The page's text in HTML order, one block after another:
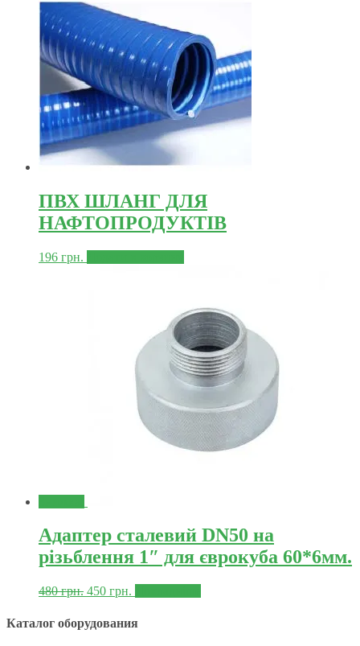
ПВХ ШЛАНГ ДЛЯ
НАФТОПРОДУКТІВ
196 грн.
Адаптер сталевий DN50 на
різьблення 1″ для єврокуба 60*6мм.
480грн. 450 грн.
Каталог оборудования